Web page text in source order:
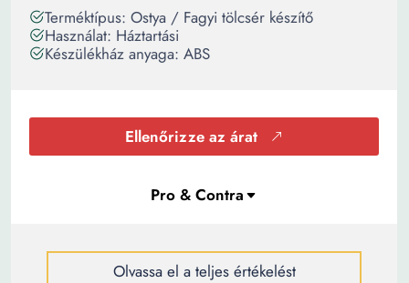
Terméktípus: Ostya / Fagyi tölcsér készítő
Használat: Háztartási
Készülékház anyaga: ABS
Ellenőrizze az árat
Olvassa el a teljes értékelést